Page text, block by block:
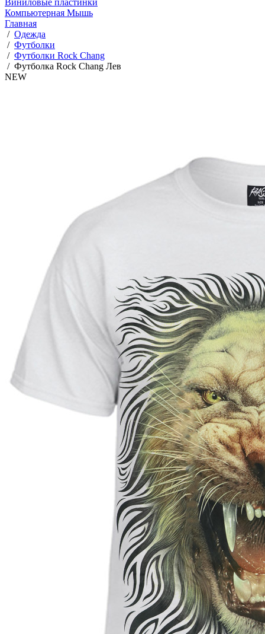
Виниловые пластинки
Компьютерная Мышь
Главная
/ Одежда
/ Футболки
/ Футболки Rock Chang
/ Футболка Rock Chang Лев
NEW